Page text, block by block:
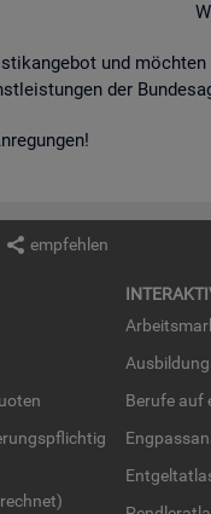
und möch­ten
der
empfehlen
Be­ru­fe auf